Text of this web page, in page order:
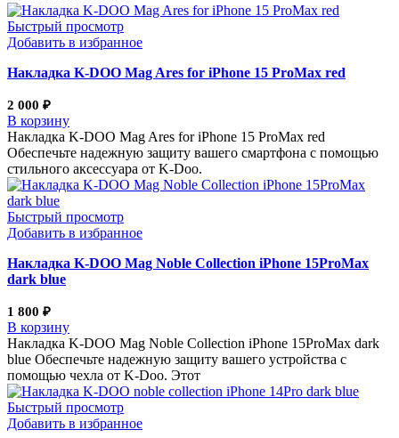
Быстрый просмотр
Добавить в избранное
Накладка K-DOO Mag Ares for iPhone 15 ProMax red
2 000 ₽
В корзину
Накладка K-DOO Mag Ares for iPhone 15 ProMax red
Обеспечьте надежную защиту вашего смартфона с помощью
стильного аксессуара от K-Doo.
Быстрый просмотр
Добавить в избранное
Накладка K-DOO Mag Noble Collection iPhone 15ProMax
dark blue
1 800 ₽
В корзину
Накладка K-DOO Mag Noble Collection iPhone 15ProMax dark
blue Обеспечьте надежную защиту вашего устройства с
помощью чехла от K-Doo. Этот
Быстрый просмотр
Добавить в избранное